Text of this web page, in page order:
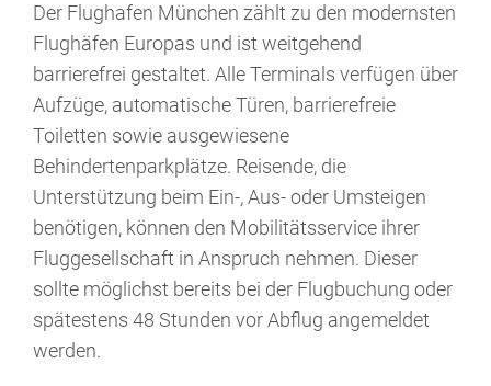
Der Flughafen München zählt zu den modernsten
Flughäfen Europas und ist weitgehend
barrierefrei gestaltet. Alle Terminals verfügen über
Aufzüge, automatische Türen, barrierefreie
Toiletten sowie ausgewiesene
Behindertenparkplätze. Reisende, die
Unterstützung beim Ein-, Aus- oder Umsteigen
benötigen, können den Mobilitätsservice ihrer
Fluggesellschaft in Anspruch nehmen. Dieser
sollte möglichst bereits bei der Flugbuchung oder
spätestens 48 Stunden vor Abflug angemeldet
werden.